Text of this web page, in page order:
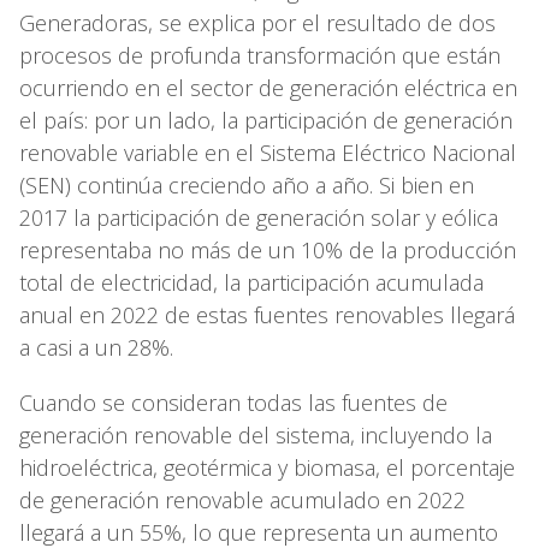
Generadoras, se explica por el resultado de dos
procesos de profunda transformación que están
ocurriendo en el sector de generación eléctrica en
el país: por un lado, la participación de generación
renovable variable en el Sistema Eléctrico Nacional
(SEN) continúa creciendo año a año. Si bien en
2017 la participación de generación solar y eólica
representaba no más de un 10% de la producción
total de electricidad, la participación acumulada
anual en 2022 de estas fuentes renovables llegará
a casi a un 28%.
Cuando se consideran todas las fuentes de
generación renovable del sistema, incluyendo la
hidroeléctrica, geotérmica y biomasa, el porcentaje
de generación renovable acumulado en 2022
llegará a un 55%, lo que representa un aumento